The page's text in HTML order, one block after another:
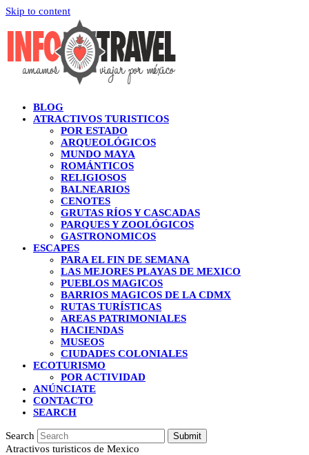
Skip to content
BLOG
ATRACTIVOS TURISTICOS
POR ESTADO
ARQUEOLÓGICOS
MUNDO MAYA
ROMÁNTICOS
RELIGIOSOS
BALNEARIOS
CENOTES
GRUTAS RÍOS Y CASCADAS
PARQUES Y ZOOLÓGICOS
GASTRONOMICOS
ESCAPES
PARA EL FIN DE SEMANA
LAS MEJORES PLAYAS DE MEXICO
PUEBLOS MAGICOS
BARRIOS MAGICOS DE LA CDMX
RUTAS TURÍSTICAS
AREAS PATRIMONIALES
HACIENDAS
MUSEOS
CIUDADES COLONIALES
ECOTURISMO
POR ACTIVIDAD
ANÚNCIATE
CONTACTO
SEARCH
Search Submit
Atractivos turisticos de Mexico